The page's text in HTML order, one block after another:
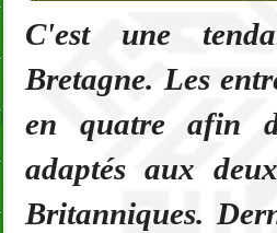
C'est une
Bretagne. Les
en quatre afin
adaptés aux
Britanniques.